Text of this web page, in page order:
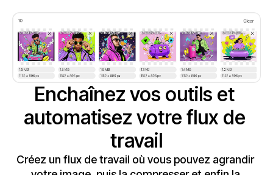
Enchaînez vos outils et
automatisez votre flux de
travail
Créez un flux de travail où vous pouvez agrandir